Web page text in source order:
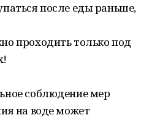
после еды раньше,
проходить только под
соблюдение мер
на воде может